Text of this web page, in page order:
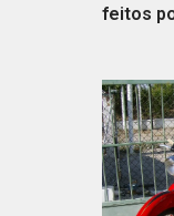
feitos